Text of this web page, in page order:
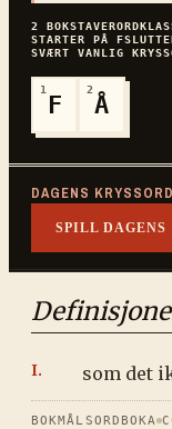
2 BOKSTAVER
STARTER PÅF
SVÆRT VANLIG
1
F
2
Å
DAGENS KRYSSORD
SPILL DAGENS
som det
BOKMÅLSORDBOKA